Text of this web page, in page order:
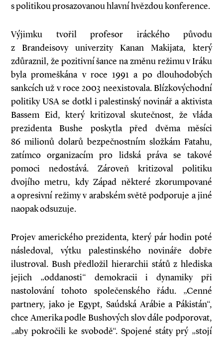
s politikou prosazovanou hlavní hvězdou konference.
Výjimku tvořil profesor iráckého původu
z Brandeisovy univerzity Kanan Makijata, který
zdůraznil, že pozitivní šance na změnu režimu v Iráku
byla promeškána v roce 1991 a po dlouhodobých
sankcích už v roce 2003 neexistovala. Blízkovýchodní
politiky USA se dotkl i palestinský novinář a aktivista
Bassem Eid, který kritizoval skutečnost, že vláda
prezidenta Bushe poskytla před dvěma měsíci
86 milionů dolarů bezpečnostním složkám Fatahu,
zatímco organizacím pro lidská práva se takové
pomoci nedostává. Zároveň kritizoval politiku
dvojího metru, kdy Západ některé zkorumpované
a opresivní režimy v arabském světě podporuje a jiné
naopak odsuzuje.
Projev amerického prezidenta, který pár hodin poté
následoval, výtku palestinského novináře dobře
ilustroval. Bush předložil hierarchii států z hlediska
jejich „oddanosti“ demokracii i dynamiky při
nastolování tohoto společenského řádu. „Cenné
partnery, jako je Egypt, Saúdská Arábie a Pákistán“,
chce Amerika podle Bushových slov dále podporovat,
„aby pokročili ke svobodě“. Spojené státy prý „stojí